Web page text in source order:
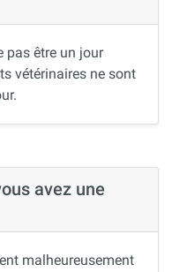
pas être un jour
vétérinaires ne sont
avez une
malheureusement